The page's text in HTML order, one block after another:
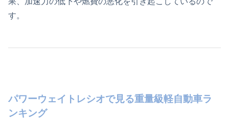
す。
パワーウェイトレシオで見る重量級軽自動車ラ
ンキング